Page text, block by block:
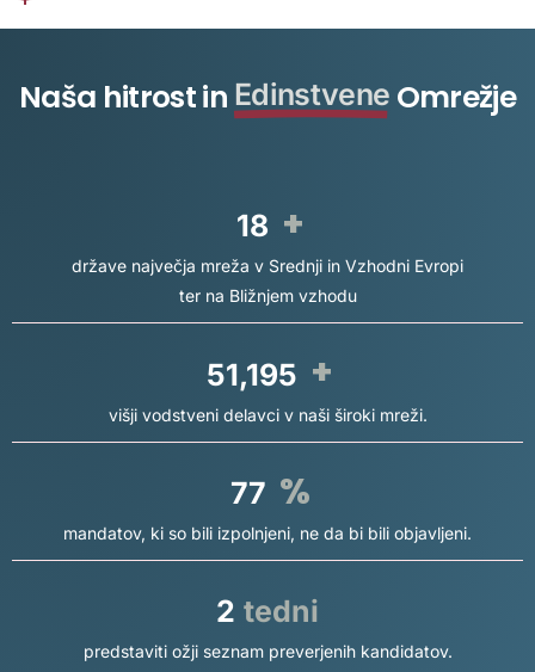
Naša hitrost in Edinstvene Omrežje
20 +
države največja mreža v Srednji in Vzhodni Evropi
ter na Bližnjem vzhodu
60,000 +
višji vodstveni delavci v naši široki mreži.
90 %
mandatov, ki so bili izpolnjeni, ne da bi bili objavljeni.
2 tedni
predstaviti ožji seznam preverjenih kandidatov.